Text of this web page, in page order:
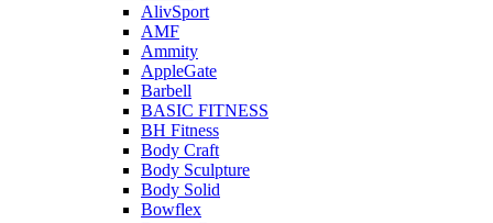
AlivSport
AMF
Ammity
AppleGate
Barbell
BASIC FITNESS
BH Fitness
Body Craft
Body Sculpture
Body Solid
Bowflex